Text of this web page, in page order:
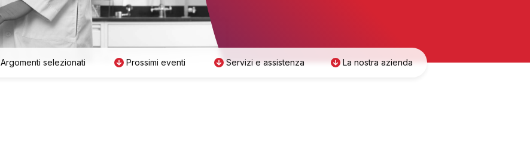
Argomenti selezionati Prossimi eventi Servizi e assistenza La nostra azienda